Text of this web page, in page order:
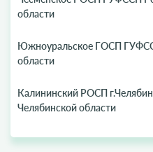
области
Южноуральское ГОСП
области
Калининский РОСП
Челябинской области